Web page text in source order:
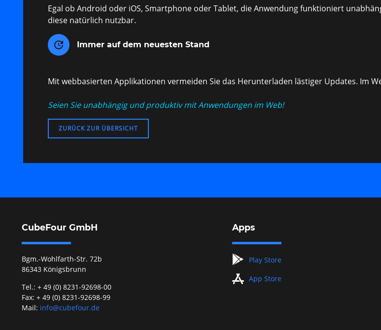
Egal ob Android oder iOS, Smartphone oder Tablet, die Anwendung funktioniert
diese natürlich nutzbar.
update Immer auf dem neuesten Stand
Mit webbasierten Applikationen vermeiden Sie das Herunterladen lästiger Updates. Im
Seien Sie unabhängig und produktiv mit Anwendungen im Web!
ZURÜCK ZUR ÜBERSICHT
CubeFour GmbH
Bgm.-Wohlfarth-Str. 72b
86343 Königsbrunn
Tel.: + 49 (0) 8231-92698-00
Fax: + 49 (0) 8231-92698-99
Mail: info@cubefour.de
Apps
googleplay Play Store
appstore App Store